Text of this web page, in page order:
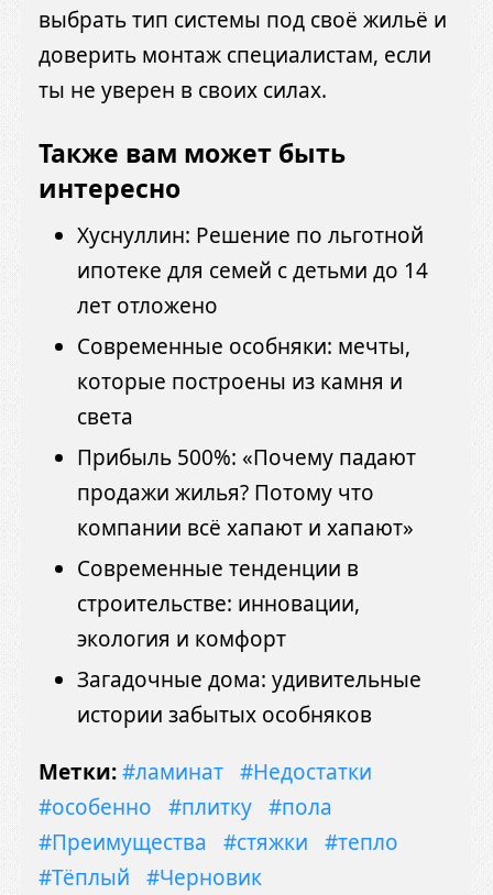
выбрать тип системы под своё жильё и
доверить монтаж специалистам, если
ты не уверен в своих силах.
Также вам может быть
интересно
Хуснуллин: Решение по льготной
ипотеке для семей с детьми до 14
лет отложено
Современные особняки: мечты,
которые построены из камня и
света
Прибыль 500%: «Почему падают
продажи жилья? Потому что
компании всё хапают и хапают»
Современные тенденции в
строительстве: инновации,
экология и комфорт
Загадочные дома: удивительные
истории забытых особняков
Метки:#ламинат #Недостатки
#особенно
#плитку #пола
#Преимущества
#стяжки
#тепло
#Тёплый
#Черновик